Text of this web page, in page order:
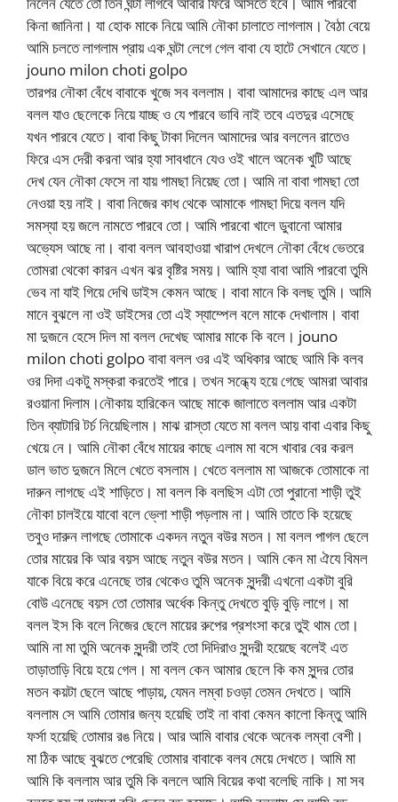
কিনা জানিনা। যা হোক মাকে নিয়ে আমি নৌকা চালাতে লাগলাম। বৈঠা বেয়ে
আমি চলতে লাগলাম প্রায় এক ঘন্টা লেগে গেল বাবা যে হাটে সেখানে যেতে।
jouno milon choti golpo
তারপর নৌকা বেঁধে বাবাকে খুজে সব বললাম। বাবা আমাদের কাছে এল আর
বলল যাও ছেলেকে নিয়ে যাচ্ছ ও যে পারবে ভাবি নাই তবে এতদুর এসেছে
যখন পারবে যেতে। বাবা কিছু টাকা দিলেন আমাদের আর বললেন রাতেও
ফিরে এস দেরী করনা আর হ্যা সাবধানে যেও ওই খালে অনেক খুটি আছে
দেখ যেন নৌকা ফেসে না যায় গামছা নিয়েছ তো। আমি না বাবা গামছা তো
নেওয়া হয় নাই। বাবা নিজের কাধ থেকে আমাকে গামছা দিয়ে বলল যদি
সমস্যা হয় জলে নামতে পারবে তো। আমি পারবো খালে ডুবানো আমার
অভ্যেস আছে না। বাবা বলল আবহাওয়া খারাপ দেখলে নৌকা বেঁধে ভেতরে
তোমরা থেকো কারন এখন ঝর বৃষ্টির সময়। আমি হ্যা বাবা আমি পারবো তুমি
ভেব না যাই গিয়ে দেখি ডাইস কেমন আছে। বাবা মানে কি বলছ তুমি। আমি
মানে বুঝলে না ওই ডাইসের তো এই স্যাম্পেল বলে মাকে দেখালাম। বাবা
মা দুজনে হেসে দিল মা বলল দেখেছ আমার মাকে কি বলে। jouno
milon choti golpo বাবা বলল ওর এই অধিকার আছে আমি কি বলব
ওর দিদা একটু মস্করা করতেই পারে। তখন সন্ধ্যে হয়ে গেছে আমরা আবার
রওয়ানা দিলাম।নৌকায় হারিকেন আছে মাকে জালাতে বললাম আর একটা
তিন ব্যাটারি টর্চ নিয়েছিলাম। মাঝ রাস্তা যেতে মা বলল আয় বাবা এবার কিছু
খেয়ে নে। আমি নৌকা বেঁধে মায়ের কাছে এলাম মা বসে খাবার বের করল
ডাল ভাত দুজনে মিলে খেতে বসলাম। খেতে বললাম মা আজকে তোমাকে না
দারুন লাগছে এই শাড়িতে। মা বলল কি বলছিস এটা তো পুরানো শাড়ী তুই
নৌকা চালইয়ে যাবো বলে ভ্লো শাড়ী পড়লাম না। আমি তাতে কি হয়েছে
তবুও দারুন লাগছে তোমাকে একদন নতুন বউর মতন। মা বলল পাগল ছেলে
তোর মায়ের কি আর বয়স আছে নতুন বউর মতন। আমি কেন মা ঐযে বিমল
যাকে বিয়ে করে এনেছে তার থেকেও তুমি অনেক সুন্দরী এখনো একটা বুরি
বোউ এনেছে বয়স তো তোমার অর্ধেক কিন্তু দেখতে বুড়ি বুড়ি লাগে। মা
বলল ইস কি বলে নিজের ছেলে মায়ের রুপের প্রশংসা করে তুই থাম তো।
আমি না মা তুমি অনেক সুন্দরী তাই তো দিদিরাও সুন্দরী হয়েছে বলেই এত
তাড়াতাড়ি বিয়ে হয়ে গেল। মা বলল কেন আমার ছেলে কি কম সুন্দর তোর
মতন কয়টা ছেলে আছে পাড়ায়, যেমন লম্বা চওড়া তেমন দেখতে। আমি
বললাম সে আমি তোমার জন্য হয়েছি তাই না বাবা কেমন কালো কিন্তু আমি
ফর্সা হয়েছি তোমার রঙ নিয়ে। আর আমি বাবার থেকে অনেক লম্বা বেশী।
মা ঠিক আছে বুঝতে পেরেছি তোমার বাবাকে বলব মেয়ে দেখতে। আমি মা
আমি কি বললাম আর তুমি কি বললে আমি বিয়ের কথা বলেছি নাকি। মা সব